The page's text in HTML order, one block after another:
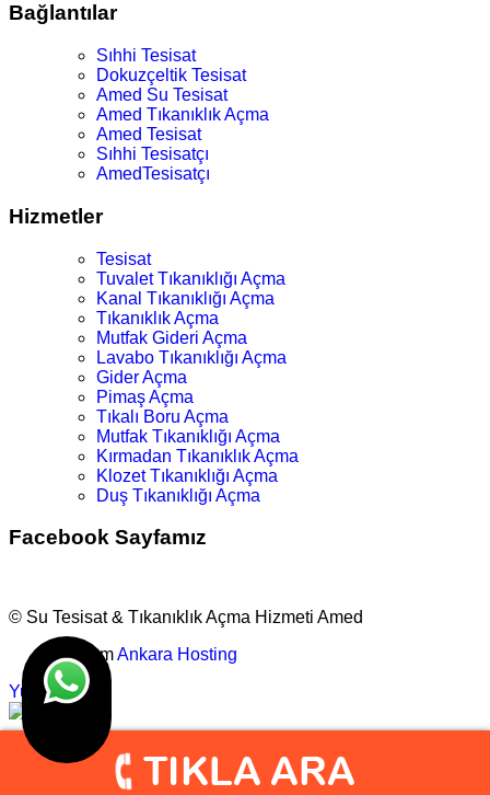
Bağlantılar
Sıhhi Tesisat
Dokuzçeltik Tesisat
Amed Su Tesisat
Amed Tıkanıklık Açma
Amed Tesisat
Sıhhi Tesisatçı
AmedTesisatçı
Hizmetler
Tesisat
Tuvalet Tıkanıklığı Açma
Kanal Tıkanıklığı Açma
Tıkanıklık Açma
Mutfak Gideri Açma
Lavabo Tıkanıklığı Açma
Gider Açma
Pimaş Açma
Tıkalı Boru Açma
Mutfak Tıkanıklığı Açma
Kırmadan Tıkanıklık Açma
Klozet Tıkanıklığı Açma
Duş Tıkanıklığı Açma
Facebook Sayfamız
© Su Tesisat & Tıkanıklık Açma Hizmeti Amed
TasarımAnkara Hosting
Yukarı
info@amedtesisat.com
0.505.777 1632